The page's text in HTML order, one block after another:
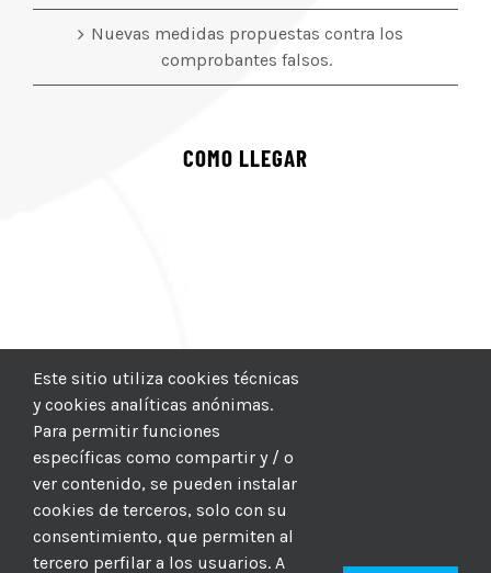
Nuevas medidas propuestas contra los
comprobantes falsos.
COMO LLEGAR
Este sitio utiliza cookies técnicas
y cookies analíticas anónimas.
Para permitir funciones
específicas como compartir y / o
ver contenido, se pueden instalar
cookies de terceros, solo con su
consentimiento, que permiten al
tercero perfilar a los usuarios. A